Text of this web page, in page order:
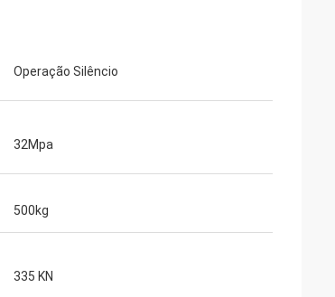
Operação Silêncio
32Mpa
500kg
335 KN